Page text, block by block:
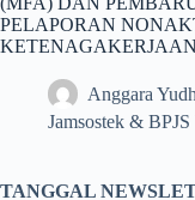
PELAPORAN
KETENAGAKERJAAN
Anggara
Jamsostek & BPJS
TANGGAL